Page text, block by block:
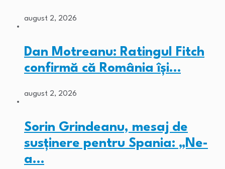
august 2, 2026
Dan Motreanu: Ratingul Fitch
confirmă că România își…
august 2, 2026
Sorin Grindeanu, mesaj de
susținere pentru Spania: „Ne-
a…